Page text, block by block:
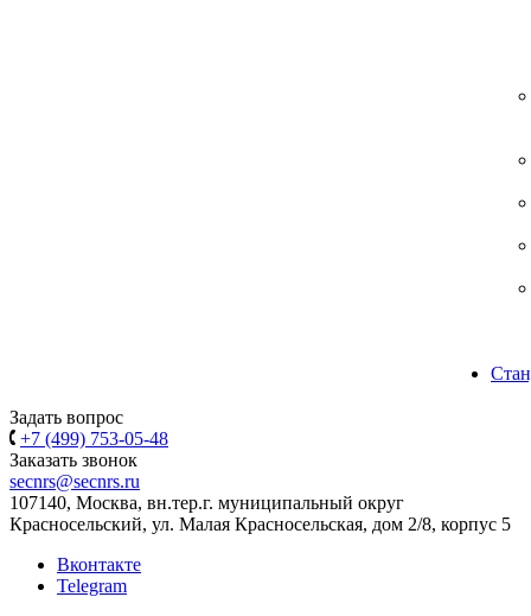
Задать вопрос
+7 (499) 753-05-48
Заказать звонок
secnrs@secnrs.ru
107140, Москва, вн.тер.г. муниципальный округ
Красносельский, ул. Малая Красносельская, дом 2/8, корпус 5
Вконтакте
Telegram